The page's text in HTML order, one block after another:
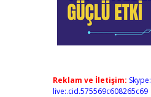
Reklam ve İletişim: Skype:
live:.cid.575569c608265c69